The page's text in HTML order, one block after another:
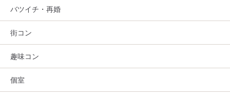
バツイチ・再婚
街コン
趣味コン
個室